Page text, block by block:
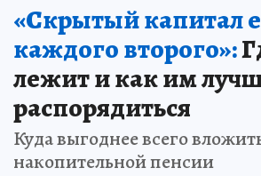
«Скрытый капитал
каждого второго»:
лежит и как им
распорядиться
Куда выгоднее всего
накопительной пенсии